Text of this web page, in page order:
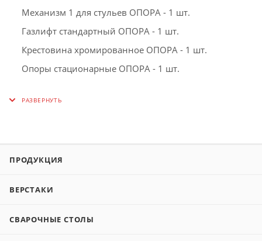
Механизм 1 для стульев ОПОРА - 1 шт.
Газлифт стандартный ОПОРА - 1 шт.
Крестовина хромированное ОПОРА - 1 шт.
Опоры стационарные ОПОРА - 1 шт.
ПРОДУКЦИЯ
ВЕРСТАКИ
СВАРОЧНЫЕ СТОЛЫ